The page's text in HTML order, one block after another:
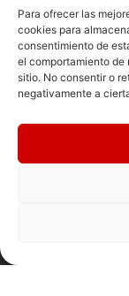
Para ofrecer las
cookies para
consentimiento de
el comportamiento
sitio. No consentir o
negativamente a
Junta
directiva
Assemblea
general